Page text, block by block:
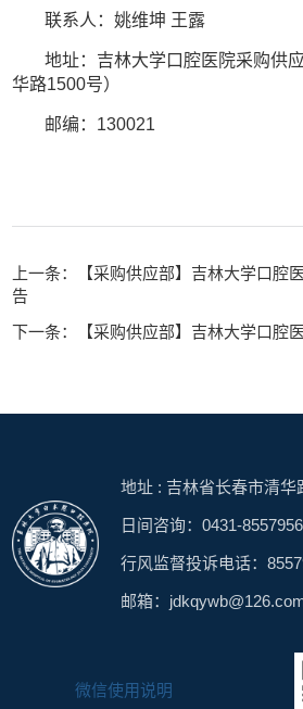
联系人：姚维坤 王露
地址：吉林大学口腔医院采购供
华路1500号）
邮编：130021
上一条：【采购供应部】吉林大学口腔
告
下一条：【采购供应部】吉林大学口腔
地址 : 吉林省长春市清华
日间咨询：0431-
行风监督投诉电话：
邮箱：
微信使用说明